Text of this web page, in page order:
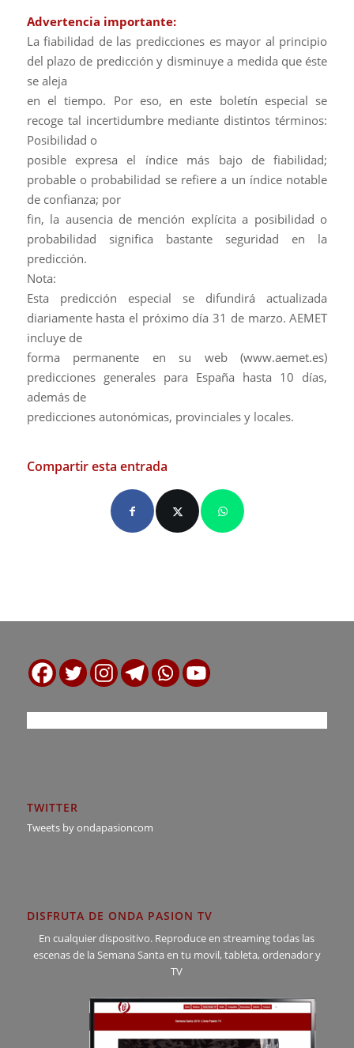
Advertencia importante:
La fiabilidad de las predicciones es mayor al principio
del plazo de predicción y disminuye a medida que éste
se aleja
en el tiempo. Por eso, en este boletín especial se
recoge tal incertidumbre mediante distintos términos:
Posibilidad o
posible expresa el índice más bajo de fiabilidad;
probable o probabilidad se refiere a un índice notable
de confianza; por
fin, la ausencia de mención explícita a posibilidad o
probabilidad significa bastante seguridad en la
predicción.
Nota:
Esta predicción especial se difundirá actualizada
diariamente hasta el próximo día 31 de marzo. AEMET
incluye de
forma permanente en su web (www.aemet.es)
predicciones generales para España hasta 10 días,
además de
predicciones autonómicas, provinciales y locales.
Compartir esta entrada
TWITTER
Tweets by ondapasioncom
DISFRUTA DE ONDA PASION TV
En cualquier dispositivo. Reproduce en streaming todas las
escenas de la Semana Santa en tu movil, tableta, ordenador y
TV